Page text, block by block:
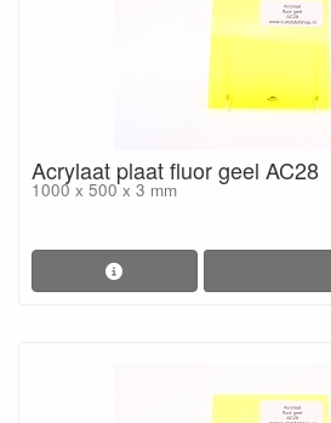
Acrylaat plaat fluor geel AC28
1000 x 500 x 3 mm